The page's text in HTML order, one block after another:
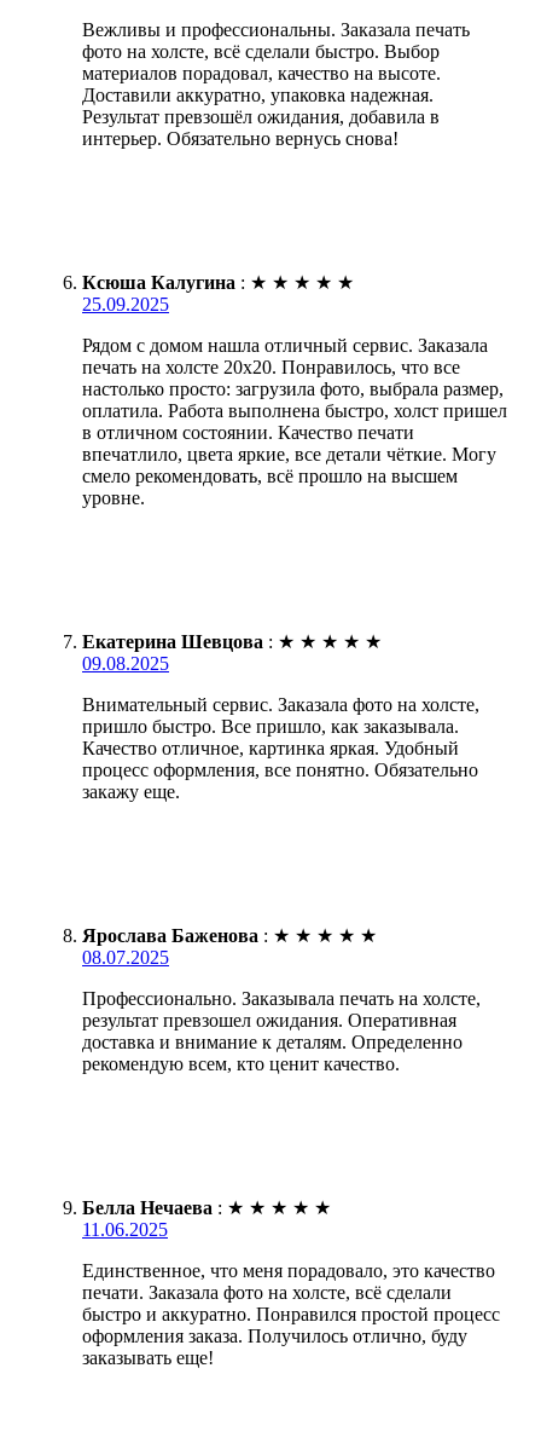
Вежливы и профессиональны. Заказала печать
фото на холсте, всё сделали быстро. Выбор
материалов порадовал, качество на высоте.
Доставили аккуратно, упаковка надежная.
Результат превзошёл ожидания, добавила в
интерьер. Обязательно вернусь снова!
Ксюша Калугина : ★ ★ ★ ★ ★
25.09.2025
Рядом с домом нашла отличный сервис. Заказала
печать на холсте 20х20. Понравилось, что все
настолько просто: загрузила фото, выбрала размер,
оплатила. Работа выполнена быстро, холст пришел
в отличном состоянии. Качество печати
впечатлило, цвета яркие, все детали чёткие. Могу
смело рекомендовать, всё прошло на высшем
уровне.
Екатерина Шевцова : ★ ★ ★ ★ ★
09.08.2025
Внимательный сервис. Заказала фото на холсте,
пришло быстро. Все пришло, как заказывала.
Качество отличное, картинка яркая. Удобный
процесс оформления, все понятно. Обязательно
закажу еще.
Ярослава Баженова : ★ ★ ★ ★ ★
08.07.2025
Профессионально. Заказывала печать на холсте,
результат превзошел ожидания. Оперативная
доставка и внимание к деталям. Определенно
рекомендую всем, кто ценит качество.
Белла Нечаева : ★ ★ ★ ★ ★
11.06.2025
Единственное, что меня порадовало, это качество
печати. Заказала фото на холсте, всё сделали
быстро и аккуратно. Понравился простой процесс
оформления заказа. Получилось отлично, буду
заказывать еще!